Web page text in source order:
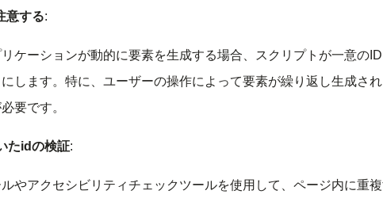
意する:
ケーションが動的に要素を生成する場合、スクリプトが一意の
します。特に、ユーザーの操作によって要素が繰り返し生成さ
要です。
たidの検証:
やアクセシビリティチェックツールを使用して、ページ内に重